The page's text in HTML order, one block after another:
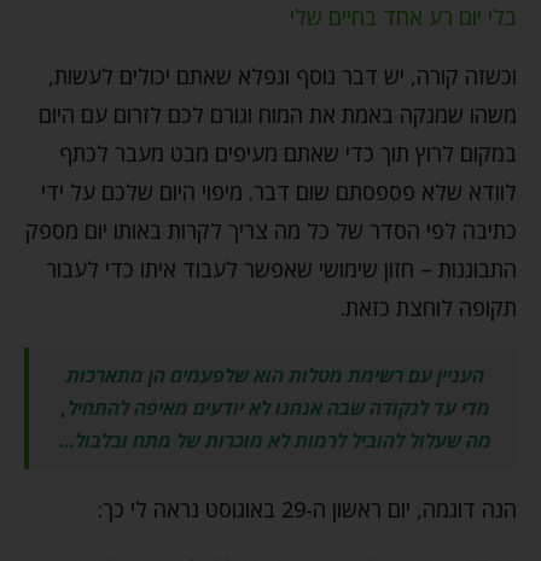
בלי יום רע אחד בחיים שלי
וכשזה קורה, יש דבר נוסף ונפלא שאתם יכולים לעשות,
משהו שמנקה באמת את המוח וגורם לכם לזרום עם היום
במקום לרוץ תוך כדי שאתם מעיפים מבט מעבר לכתף
לוודא שלא פספסתם שום דבר. מיפוי היום שלכם על ידי
כתיבה לפי הסדר של כל מה צריך לקרות באותו יום מספק
התבוננות – חזון שימושי שאפשר לעבוד איתו כדי לעבור
תקופה לוחצת כזאת.
העניין עם רשימת מטלות הוא שלפעמים הן מתארכות
מדי עד לנקודה שבה אנחנו לא יודעים מאיפה להתחיל,
מה שעלול להוביל לרמות לא מוכרות של מתח ובלבול…
הנה דוגמה, יום ראשון ה-29 באוגוסט נראה לי כך: